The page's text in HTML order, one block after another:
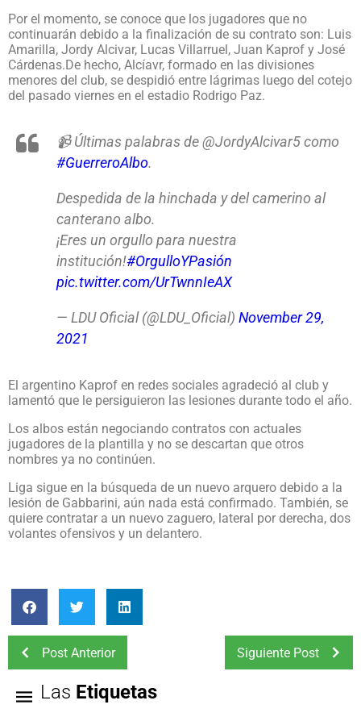
Por el momento, se conoce que los jugadores que no
continuarán debido a la finalización de su contrato son: Luis
Amarilla, Jordy Alcivar, Lucas Villarruel, Juan Kaprof y José
Cárdenas.De hecho, Alcíavr, formado en las divisiones
menores del club, se despidió entre lágrimas luego del cotejo
del pasado viernes en el estadio Rodrigo Paz.
📹 Últimas palabras de @JordyAlcivar5 como
#GuerreroAlbo.
Despedida de la hinchada y del camerino al
canterano albo.
¡Eres un orgullo para nuestra
institución!#OrgulloYPasión
pic.twitter.com/UrTwnnIeAX
— LDU Oficial (@LDU_Oficial) November 29,
2021
El argentino Kaprof en redes sociales agradeció al club y
lamentó que le persiguieron las lesiones durante todo el año.
Los albos están negociando contratos con actuales
jugadores de la plantilla y no se descartan que otros
nombres ya no continúen.
Liga sigue en la búsqueda de un nuevo arquero debido a la
lesión de Gabbarini, aún nada está confirmado. También, se
quiere contratar a un nuevo zaguero, lateral por derecha, dos
volantes ofensivos y un delantero.
Post Anterior Siguiente Post
Las Etiquetas